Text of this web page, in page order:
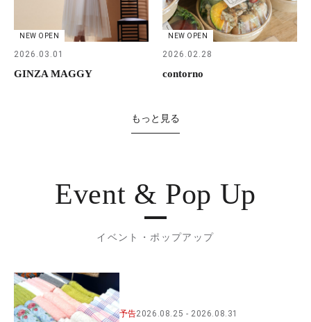
NEW OPEN
2026.03.01
GINZA MAGGY
NEW OPEN
2026.02.28
contorno
もっと見る
Event & Pop Up
イベント・ポップアップ
予告2026.08.25 2026.08.31